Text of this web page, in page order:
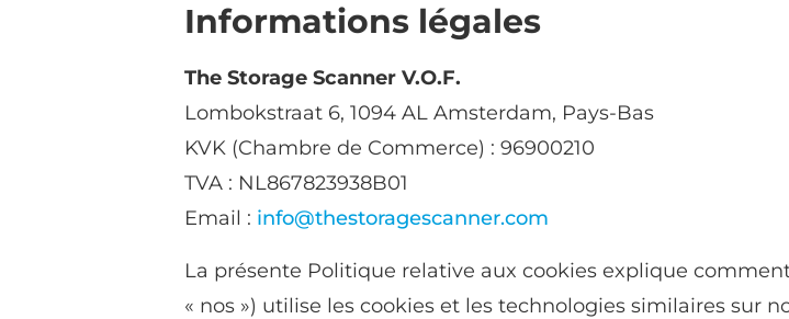
Informations légales
The Storage Scanner V.O.F.
Lombokstraat 6, 1094 AL Amsterdam, Pays-Bas
KVK (Chambre de Commerce) : 96900210
TVA : NL867823938B01
Email : info@thestoragescanner.com
La présente Politique relative aux cookies explique comment
« nos ») utilise les cookies et les technologies similaires sur